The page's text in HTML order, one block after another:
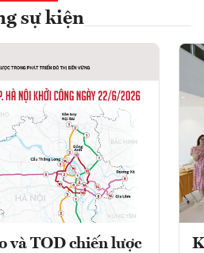
sự kiện
và TOD chiến lược